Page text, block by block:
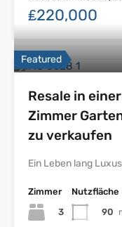
₤220,000
Featured
Resale in
Zimmer
zu verkaufen
Ein Leben lang
Zimmer
3
Nutzfläche
90